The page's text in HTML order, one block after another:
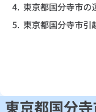
4. 東京都国分寺市の
5. 東京都国分寺市引
東京都国分